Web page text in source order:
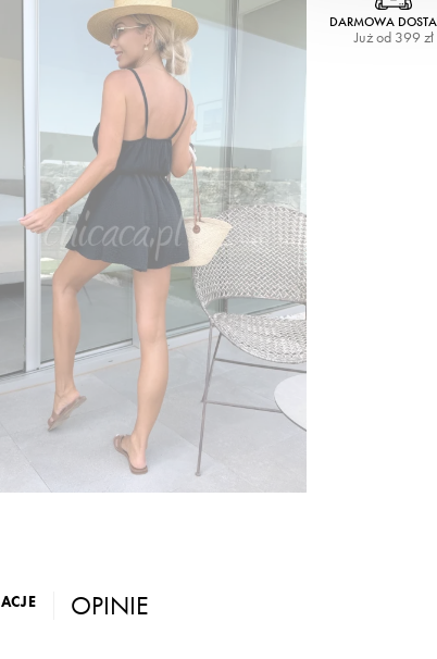
OPINIE
DARMOWA
Już od 399 zł